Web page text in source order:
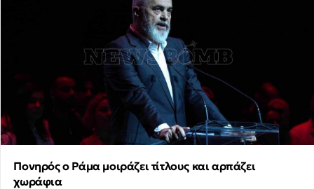
Πονηρός ο Ράμα μοιράζει τίτλους και αρπάζει
χωράφια